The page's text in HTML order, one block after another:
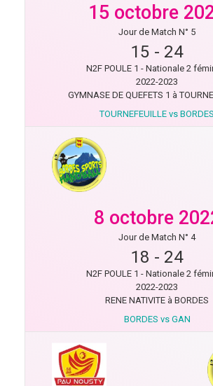
15 octobre
Jour de Match N° 5
15 - 24
N2F POULE 1 - Nationale 2
2022-2023
GYMNASE DE QUEFETS 1 à
TOURNEFEUILLE vs BORDES
8 octobre
Jour de Match N° 4
18 - 24
N2F POULE 1 - Nationale 2
2022-2023
RENE NATIVITE à BORDES
BORDES vs GAN